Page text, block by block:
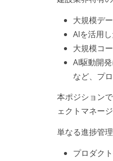
大規模デ
AIを活用
大規模コ
AI駆動開
など、プ
本ポジション
ェクトマネー
単なる進捗管理
プロダク